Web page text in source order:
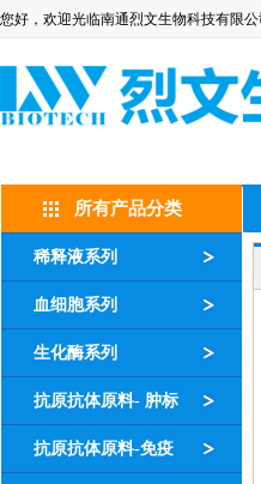
您好，欢迎光临南通烈文生物科技有限公
所有产品分类
稀释液系列
血细胞系列
生化酶系列
抗原抗体原料- 肿标
抗原抗体原料-免疫